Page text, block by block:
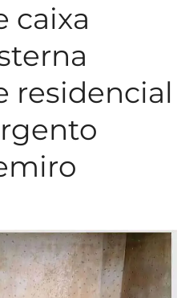
caixa
residencial